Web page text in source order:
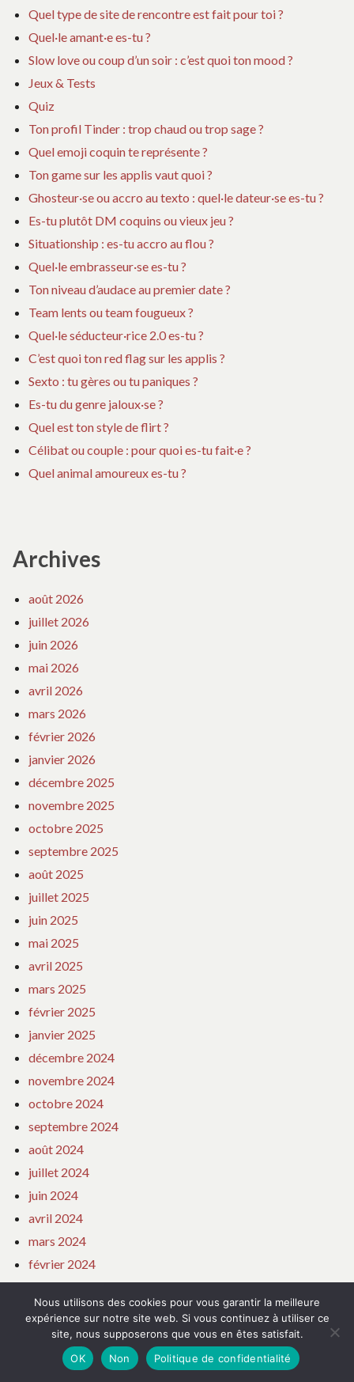
Quel type de site de rencontre est fait pour toi ?
Quel·le amant·e es-tu ?
Slow love ou coup d’un soir : c’est quoi ton mood ?
Jeux & Tests
Quiz
Ton profil Tinder : trop chaud ou trop sage ?
Quel emoji coquin te représente ?
Ton game sur les applis vaut quoi ?
Ghosteur·se ou accro au texto : quel·le dateur·se es-tu ?
Es-tu plutôt DM coquins ou vieux jeu ?
Situationship : es-tu accro au flou ?
Quel·le embrasseur·se es-tu ?
Ton niveau d’audace au premier date ?
Team lents ou team fougueux ?
Quel·le séducteur·rice 2.0 es-tu ?
C’est quoi ton red flag sur les applis ?
Sexto : tu gères ou tu paniques ?
Es-tu du genre jaloux·se ?
Quel est ton style de flirt ?
Célibat ou couple : pour quoi es-tu fait·e ?
Quel animal amoureux es-tu ?
Archives
août 2026
juillet 2026
juin 2026
mai 2026
avril 2026
mars 2026
février 2026
janvier 2026
décembre 2025
novembre 2025
octobre 2025
septembre 2025
août 2025
juillet 2025
juin 2025
mai 2025
avril 2025
mars 2025
février 2025
janvier 2025
décembre 2024
novembre 2024
octobre 2024
septembre 2024
août 2024
juillet 2024
juin 2024
avril 2024
mars 2024
février 2024
janvier 2024
décembre 2023
novembre 2023
octobre 2023
Nous utilisons des cookies pour vous garantir la meilleure
expérience sur notre site web. Si vous continuez à utiliser ce
site, nous supposerons que vous en êtes satisfait.
OK
Non Politique de confidentialité